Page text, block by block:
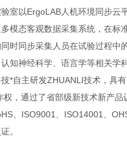
室以ErgoLAB人机环境同步云
模态客观数据采集系统，在标
时同步采集人员在试验过程中
知神经科学、语言学等相关学
*自主研发ZHUANLI技术，具
权，通过了省部级新技术新产品
、ISO9001、ISO14001、
。